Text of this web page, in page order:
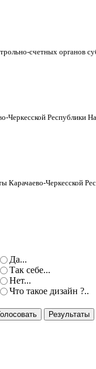
счетных органов
Черкесской
Карачаево-Черкесской
Да...
Так себе...
Нет...
Что такое дизайн ?..